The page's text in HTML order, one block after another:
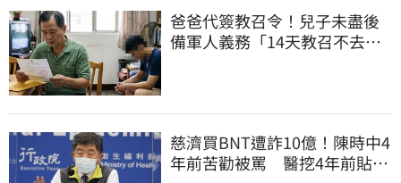
爸爸代簽教召令！兒子未盡後
備軍人義務「14天教召不去」
慈濟買BNT遭詐10億！陳時中4
年前苦勸被罵 醫挖4年前貼